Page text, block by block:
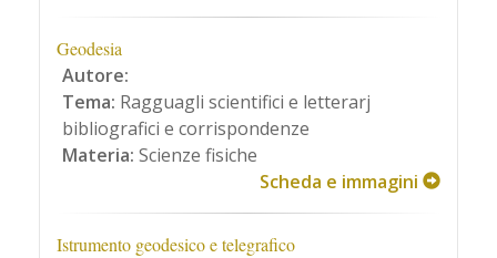
Geodesia
Autore:
Tema: Ragguagli scientifici e letterarj
bibliografici e corrispondenze
Materia: Scienze fisiche
Scheda e immagini
Istrumento geodesico e telegrafico